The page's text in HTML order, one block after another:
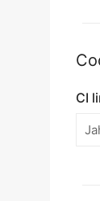
CI